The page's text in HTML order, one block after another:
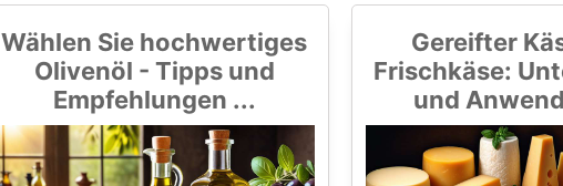
Wählen Sie hochwertiges
Olivenöl - Tipps und
Empfehlungen ...
Gereifter
Frischkäse:
und